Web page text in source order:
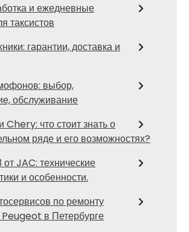
и ежедневные
таксистов
гарантии, доставка и
выбор,
обслуживание
Chery: что стоит знать о
ряде и его возможностях?
JAC: технические
и особенности.
по ремонту
Peugeot в Петербурге